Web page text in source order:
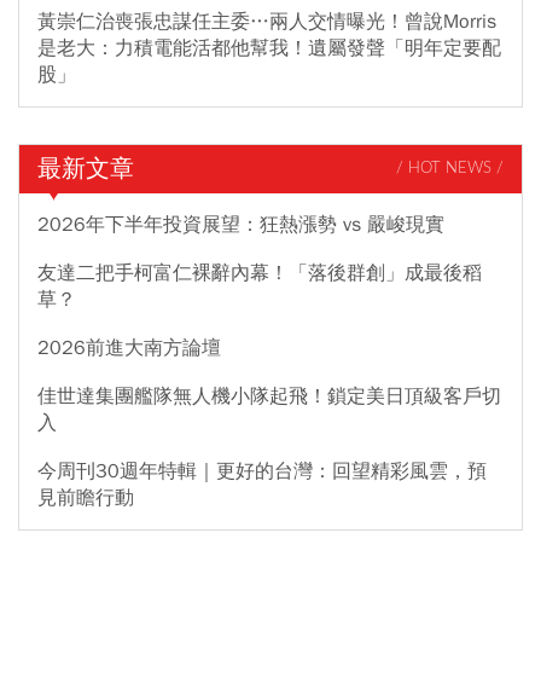
黃崇仁治喪張忠謀任主委…兩人交情曝光！曾說Morris
是老大：力積電能活都他幫我！遺屬發聲「明年定要配
股」
最新文章 / HOT NEWS /
2026年下半年投資展望：狂熱漲勢 vs 嚴峻現實
友達二把手柯富仁裸辭內幕！「落後群創」成最後稻
草？
2026前進大南方論壇
佳世達集團艦隊無人機小隊起飛！鎖定美日頂級客戶切
入
今周刊30週年特輯｜更好的台灣：回望精彩風雲，預
見前瞻行動